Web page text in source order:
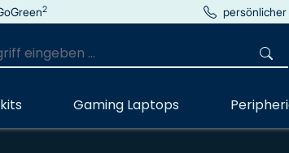
2
Gaming Laptops